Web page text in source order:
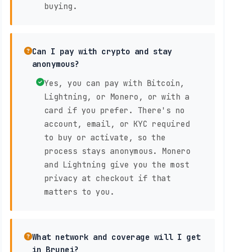
buying.
Can I pay with crypto and stay
anonymous?
Yes, you can pay with Bitcoin,
Lightning, or Monero, or with a
card if you prefer. There's no
account, email, or KYC required
to buy or activate, so the
process stays anonymous. Monero
and Lightning give you the most
privacy at checkout if that
matters to you.
What network and coverage will I get
in Brunei?